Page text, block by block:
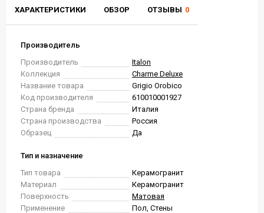
ХАРАКТЕРИСТИКИ ОБЗОР ОТЗЫВЫ 0
Производитель
Производитель
Italon
Коллекция
Charme Deluxe
Название товара
Grigio Orobico
Код производителя
610010001927
Страна бренда
Италия
Страна производства
Россия
Образец
Да
Тип и назначение
Тип товара
Керамогранит
Материал
Керамогранит
Поверхность
Матовая
Применение
Пол, Стены